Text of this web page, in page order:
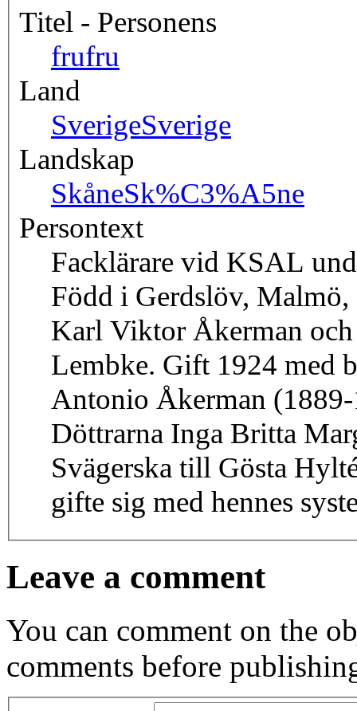
Titel - Personens
frufru
Land
SverigeSverige
Landskap
SkåneSk%C3%A5ne
Persontext
Facklärare vid KSAL
Född i Gerdslöv,
Karl Viktor Åkerman
Lembke. Gift 1924 med
Antonio Åkerman
Döttrarna Inga Britta Margareta och
Svägerska till Gösta
gifte sig med hennes
Leave a comment
You can comment on the
comments before